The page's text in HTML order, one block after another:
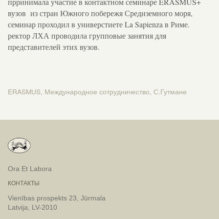
вузов из стран Южного побережя Средиземного моря,
семинар проходил в универстиете La Sapienza в Риме.
ректор ЛХА проводила групповые занятия для
представителей этих вузов.
ERASMUS, Международное сотрудничество, С.Гутмане
Ora Et Labora
КОНТАКТЫ
Vienības prospekts 23, Jūrmala
Latvija, LV-2010